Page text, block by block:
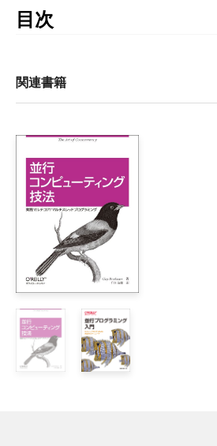
います。お手持ちの書籍では、す
る場合がありますので、書籍最終
1刷正誤表
Haskellによる並列・並行プログ
2016年4月8日更
位置 誤
5行
ます。4、5、6、14章
では、
p.viii
最終
行
13章はまずⅡ部を読んでから
目次
訳者まえがき
1章　はじめに
    1.1　用語：並列性と並行性
    1.2　ツールとリソース
    1.3　サンプルコード
I部　並列Haskell
    2.1　遅延評価と弱頭部正規形
    2.2　Evalモナド、rpar、rseq
    2.3　例：並列数独ソルバ
関連書籍